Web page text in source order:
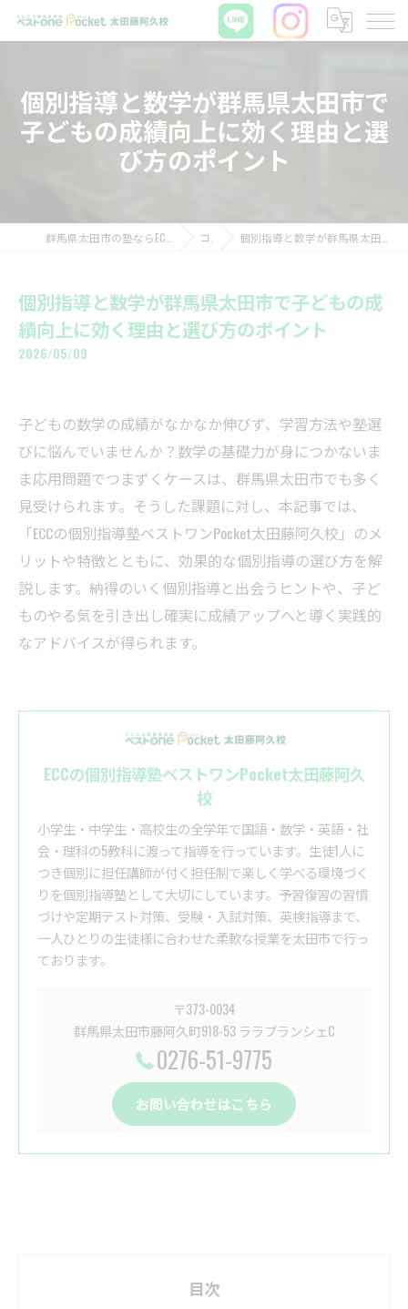
個別指導と数学が群馬県太田市で
子どもの成績向上に効く理由と選
び方のポイント
コラム 個別指導と数学が群馬県太田市で子どもの成績向上に効く理由と選び方のポイント
個別指導と数学が群馬県太田市で子どもの成
績向上に効く理由と選び方のポイント
2026/05/09
子どもの数学の成績がなかなか伸びず、学習方法や塾選
びに悩んでいませんか？数学の基礎力が身につかないま
ま応用問題でつまずくケースは、群馬県太田市でも多く
見受けられます。そうした課題に対し、本記事では、
「ECCの個別指導塾ベストワンPocket太田藤阿久校」のメ
リットや特徴とともに、効果的な個別指導の選び方を解
説します。納得のいく個別指導と出会うヒントや、子ど
ものやる気を引き出し確実に成績アップへと導く実践的
なアドバイスが得られます。
ECCの個別指導塾ベストワンPocket太田藤阿久
校
小学生・中学生・高校生の全学年で国語・数学・英語・社
会・理科の5教科に渡って指導を行っています。生徒1人に
つき個別に担任講師が付く担任制で楽しく学べる環境づく
りを個別指導塾として大切にしています。予習復習の習慣
づけや定期テスト対策、受験・入試対策、英検指導まで、
一人ひとりの生徒様に合わせた柔軟な授業を太田市で行っ
ております。
〒373-0034
群馬県太田市藤阿久町918-53 ララブランシェC
0276-51-9775
お問い合わせはこちら
目次